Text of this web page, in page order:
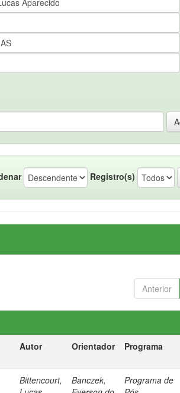
Registro(s)
Anterior
Autor Orientador Programa
Bittencourt,
Banczek,
Programa de